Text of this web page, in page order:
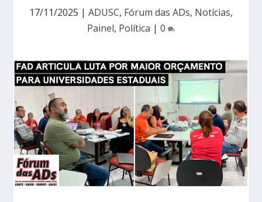
17/11/2025 | ADUSC, Fórum das ADs, Notícias,
Painel, Política | 0